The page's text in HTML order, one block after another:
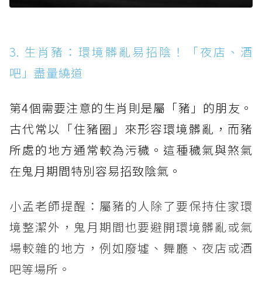
3. 生肖豬：環境髒亂易招陰！「夜店、酒
吧」盡量繞道
第4個需要注意的生肖則是屬「豬」的朋友。
古代常以「住豬圈」來形容環境髒亂，而豬
所處的地方通常較為污穢。這種穢氣與煞氣
在鬼月期間特別容易招致陰氣。
小孟老師提醒：屬豬的人除了要保持住家環
境整潔外，鬼月期間也要避開環境髒亂或氣
場較雜的地方，例如廢墟、舞廳、夜店或酒
吧等場所。